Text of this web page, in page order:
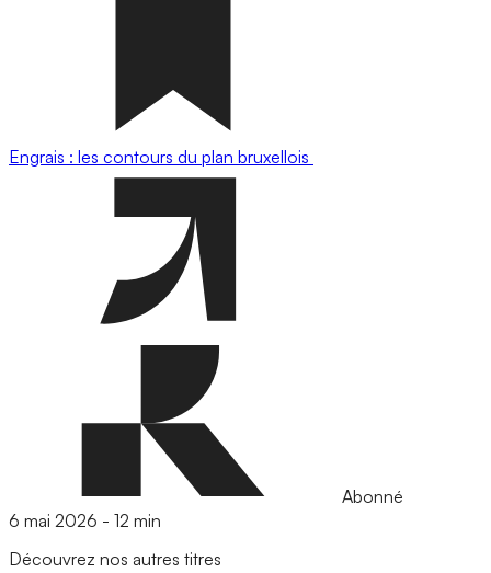
Engrais : les contours du plan bruxellois
Abonné
6 mai 2026 - 12 min
Découvrez nos autres titres